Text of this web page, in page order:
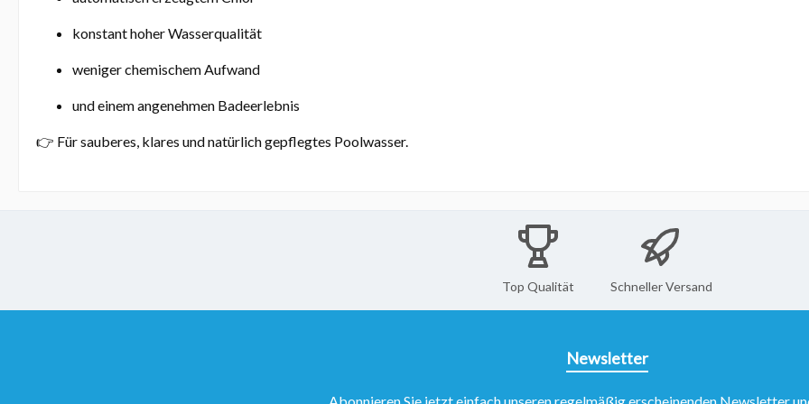
konstant hoher Wasserqualität
weniger chemischem Aufwand
und einem angenehmen Badeerlebnis
👉 Für sauberes, klares und natürlich gepflegtes Poolwasser.
Top Qualität Schneller Versand
Newsletter